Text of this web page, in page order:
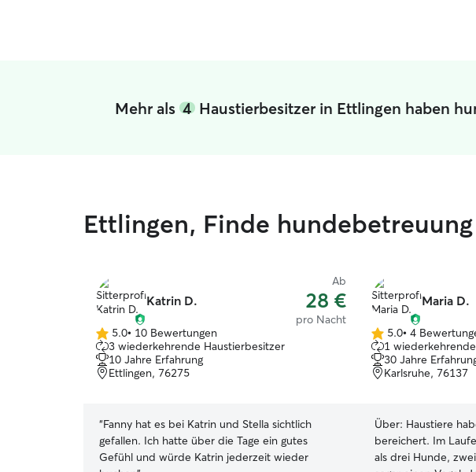
Mehr als 4Haustierbesitzer in Ettlingen haben
Ettlingen, Finde
Katrin D.
Ab
28 €
pro Nacht
5.0
von
5
Sternen
5.0• 10 Bewertungen
3 wiederkehrende Haustierbesitzer
10 Jahre Erfahrung
Ettlingen, 76275
“Fanny hat es bei Katrin und Stella sichtlich
gefallen. Ich hatte über die Tage ein gutes
Gefühl und würde Katrin jederzeit wieder
Maria D.
5.0
von
5
Sternen
5.0• 4
1
30 Jahre
Karlsruhe, 76137
Über: Haustiere
bereichert. Im
als drei Hunde,